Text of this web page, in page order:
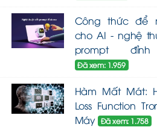
Công thức để
cho AI - nghệ
prompt
Đã xem: 1.959
Hàm Mất Mát:
Loss Function
Máy Đã xem: 1.758